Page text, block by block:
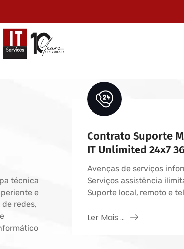
informática das empresas
Desk - Serviços geridos de IT
técnica
e
redes,
Contrato Suporte
IT Unlimited 24x7
Avenças de serviços
Serviços assistência
Suporte local, remoto e
Ler Mais ...